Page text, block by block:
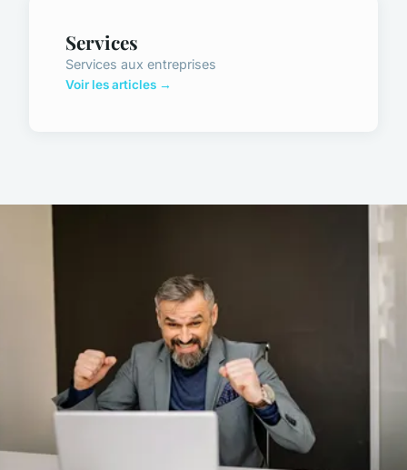
Services
Services aux entreprises
Voir les articles →